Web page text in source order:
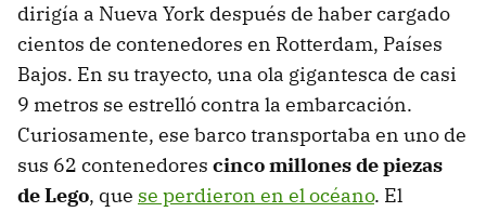
dirigía a Nueva York después de haber cargado
cientos de contenedores en Rotterdam, Países
Bajos. En su trayecto, una ola gigantesca de casi
9 metros se estrelló contra la embarcación.
Curiosamente, ese barco transportaba en uno de
sus 62 contenedores cinco millones de piezas
de Lego, que se perdieron en el océano. El